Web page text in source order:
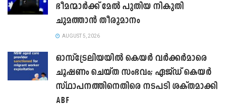
ഭീമന്മാർക്ക് മേൽ പുതിയ നികുതി
ചുമത്താൻ തീരുമാനം
AUGUST 5, 2026
ഓസ്‌ട്രേലിയയിൽ കെയർ വർക്കർമാരെ
ചൂഷണം ചെയ്ത സംഭവം; ഏജ്ഡ് കെയർ
സ്ഥാപനത്തിനെതിരെ നടപടി ശക്തമാക്കി
ABF